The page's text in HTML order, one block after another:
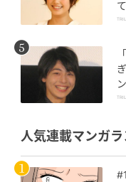
人気連載マンガ